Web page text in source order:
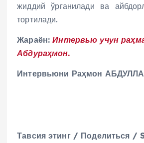
жиддий ўрганилади ва
тортилади.
Жараён:Интервью учун
Абдураҳмон.
Интервьюни Раҳмон
Тавсия этинг / Поделиться /